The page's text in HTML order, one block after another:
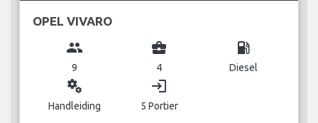
OPEL VIVARO
group
9
business_center
4
local_gas_station
Diesel
miscellaneous_services
Handleiding
login
5 Portier